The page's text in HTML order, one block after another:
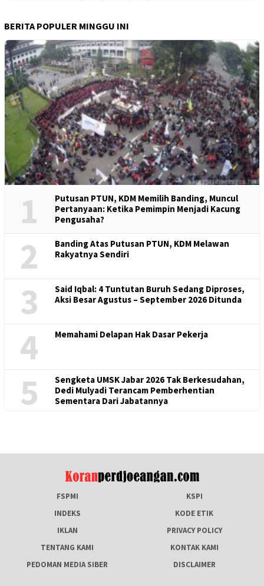
BERITA POPULER MINGGU INI
1
Putusan PTUN, KDM Memilih Banding, Muncul
Pertanyaan: Ketika Pemimpin Menjadi Kacung
Pengusaha?
2
Banding Atas Putusan PTUN, KDM Melawan
Rakyatnya Sendiri
3
Said Iqbal: 4 Tuntutan Buruh Sedang Diproses,
Aksi Besar Agustus – September 2026 Ditunda
4 Memahami Delapan Hak Dasar Pekerja
5
Sengketa UMSK Jabar 2026 Tak Berkesudahan,
Dedi Mulyadi Terancam Pemberhentian
Sementara Dari Jabatannya
FSPMI
KSPI
INDEKS
KODE ETIK
IKLAN
PRIVACY POLICY
TENTANG KAMI
KONTAK KAMI
PEDOMAN MEDIA SIBER
DISCLAIMER